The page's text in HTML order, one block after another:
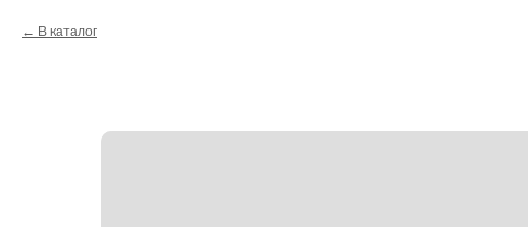
В каталог